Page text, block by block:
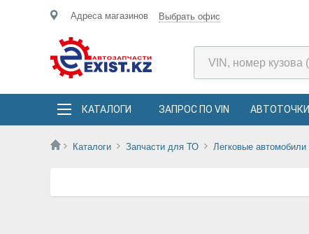
Адреса магазинов Выбрать офис
КАТАЛОГИ ЗАПРОС ПО VIN АВТОТОЧКИ
Каталоги Запчасти для ТО Легковые автомобили